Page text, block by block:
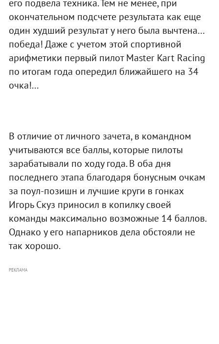
его подвела техника. Тем не менее, при
окончательном подсчете результата как еще
один худший результат у него была вычтена…
победа! Даже с учетом этой спортивной
арифметики первый пилот Master Kart Racing
по итогам года опередил ближайшего на 34
очка!...
В отличие от личного зачета, в командном
учитываются все баллы, которые пилоты
зарабатывали по ходу года. В оба дня
последнего этапа благодаря бонусным очкам
за поул-позишн и лучшие круги в гонках
Игорь Скуз приносил в копилку своей
команды максимально возможные 14 баллов.
Однако у его напарников дела обстояли не
так хорошо.
РЕКЛАМА